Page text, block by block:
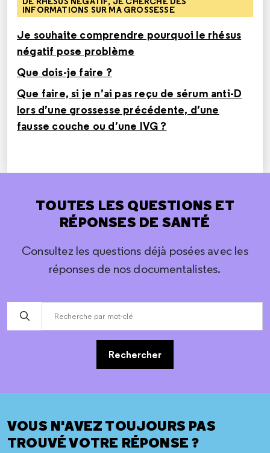
INFORMATIONS SUR MA GROSSESSE
Je souhaite comprendre pourquoi le rhésus
négatif pose problème
Que dois-je faire ?
Que faire, si je n’ai pas reçu de sérum anti-D
lors d’une grossesse précédente, d’une
fausse couche ou d’une IVG ?
TOUTES LES QUESTIONS ET
RÉPONSES DE SANTÉ
Consultez les questions déjà posées avec les
réponses de nos documentalistes.
Rechercher
VOUS N'AVEZ TOUJOURS PAS
TROUVÉ VOTRE RÉPONSE ?